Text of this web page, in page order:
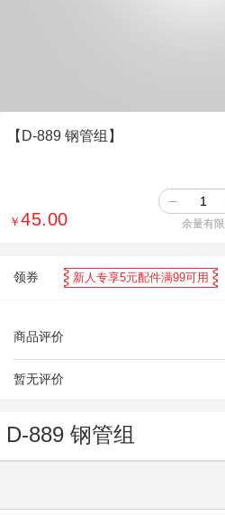
【D-889 钢管组】
￥45.00 余量有限
领券 新人专享5元配件满99可用
商品评价
暂无评价
D-889 钢管组